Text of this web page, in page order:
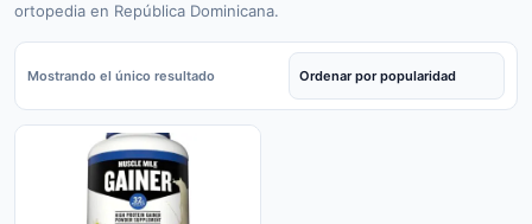
ortopedia en República Dominicana.
Mostrando el único resultado